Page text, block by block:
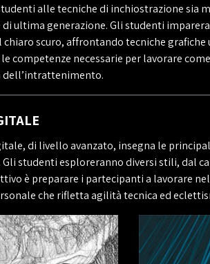
alle tecniche di inchiostrazione sia
ultima generazione. Gli studenti
scuro, affrontando tecniche
competenze necessarie per lavorare
dell’intrattenimento.
di livello avanzato, insegna le
studenti esploreranno diversi stili, dal
è preparare i partecipanti a lavorare
che rifletta agilità tecnica ed